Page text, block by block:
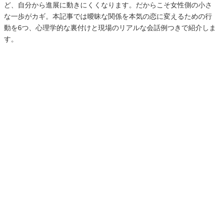
ど、自分から進展に動きにくくなります。だからこそ女性側の小さ
な一歩がカギ。本記事では曖昧な関係を本気の恋に変えるための行
動を6つ、心理学的な裏付けと現場のリアルな会話例つきで紹介しま
す。